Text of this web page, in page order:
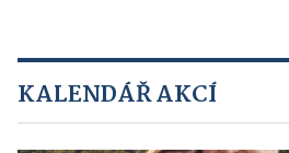
KALENDÁŘ AKCÍ